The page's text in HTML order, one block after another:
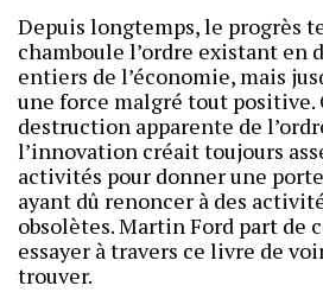
Depuis longtemps, le progrès
chamboule l’ordre existant en
entiers de l’économie, mais
une force malgré tout positive.
destruction apparente de
l’innovation créait toujours
activités pour donner une
ayant dû renoncer à des
obsolètes. Martin Ford part de
essayer à travers ce livre de
trouver.